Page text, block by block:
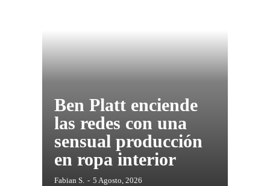
Ben Platt enciende
las redes con una
sensual producción
en ropa interior
Fabian S. - 5 Agosto, 2026